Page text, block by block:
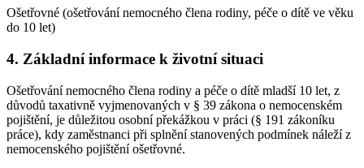
Ošetřovné (ošetřování nemocného člena rodiny, péče o dítě ve věku
do 10 let)
4. Základní informace k životní situaci
Ošetřování nemocného člena rodiny a péče o dítě mladší 10 let, z
důvodů taxativně vyjmenovaných v § 39 zákona o nemocenském
pojištění, je důležitou osobní překážkou v práci (§ 191 zákoníku
práce), kdy zaměstnanci při splnění stanovených podmínek náleží z
nemocenského pojištění ošetřovné.